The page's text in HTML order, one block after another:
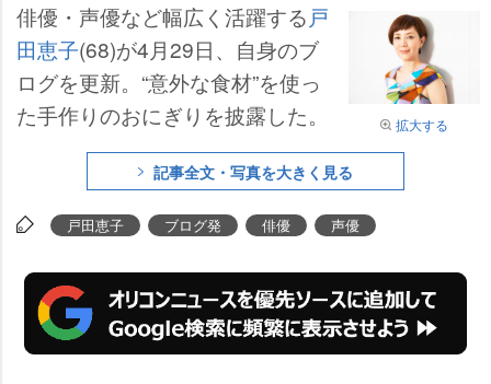
拡大する
俳優・声優など幅広く活躍する 戸
田恵子(68)が4月29日、自身のブ
ログを更新。“意外な食材”を使っ
た手作りのおにぎりを披露した。
記事全文・写真を大きく見る
戸田恵子 ブログ発 俳優 声優